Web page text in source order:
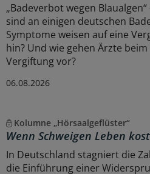
„Badeverbot wegen
sind an einigen deutschen
Symptome weisen auf eine
hin? Und wie gehen Ärzte
Vergiftung vor?
06.08.2026
Kolumne „Hörsaalgeflüster“
Wenn Schweigen Leben
In Deutschland stagniert die
die Einführung einer